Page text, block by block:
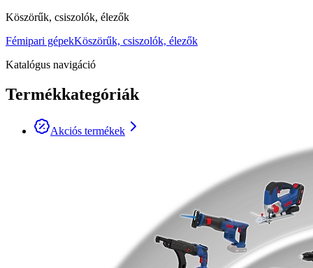
Köszörűk, csiszolók, élezők
Fémipari gépekKöszörűk, csiszolók, élezők
Katalógus navigáció
Termékkategóriák
Akciós termékek